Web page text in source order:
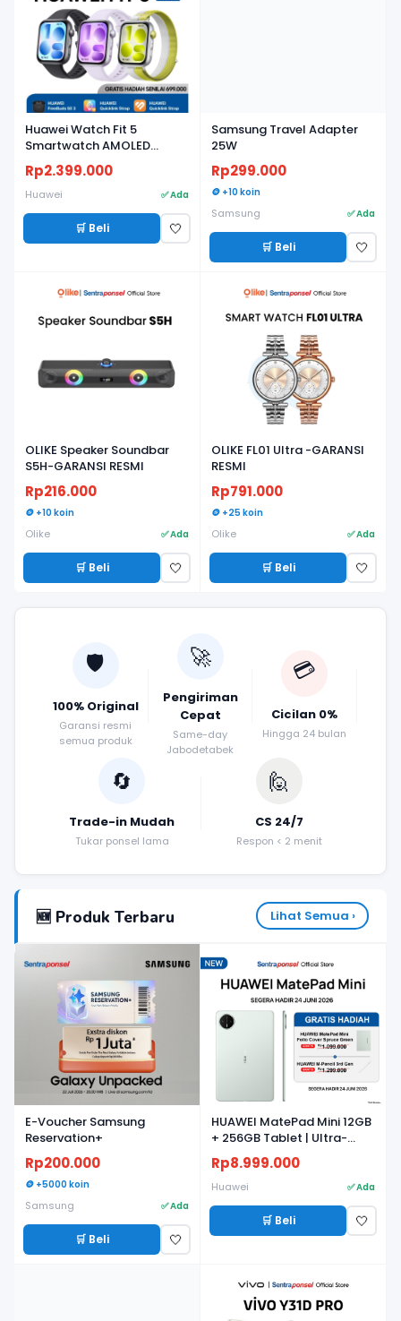
Huawei Watch Fit 5
Smartwatch AMOLED
Ringan, Baterai Tahan
Lama, Fitness & Health
Tracker - Garansi Resmi
Rp2.399.000
Huawei ✅ Ada
🛒 Beli 🤍
Samsung Travel Adapter
25W
Rp299.000
🪙 +10 koin
Samsung ✅ Ada
🛒 Beli 🤍
OLIKE Speaker Soundbar
S5H-GARANSI RESMI
Rp216.000
🪙 +10 koin
Olike ✅ Ada
🛒 Beli 🤍
OLIKE FL01 Ultra -GARANSI
RESMI
Rp791.000
🪙 +25 koin
Olike ✅ Ada
🛒 Beli 🤍
🛡️
100% Original
Garansi resmi
semua produk
🚀
Pengiriman
Cepat
Same-day
Jabodetabek
💳
Cicilan 0%
Hingga 24 bulan
🔄
Trade-in Mudah
Tukar ponsel lama
🙋
CS 24/7
Respon < 2 menit
🆕 Produk Terbaru Lihat Semua ›
BARU
E-Voucher Samsung
Reservation+
Rp200.000
🪙 +5000 koin
Samsung ✅ Ada
🛒 Beli 🤍
HUAWEI MatePad Mini 12GB
+ 256GB Tablet | Ultra-
light, Ultra-thin | 8.8"
Flexible OLED PaperMatte
Display | AI WPS
Rp8.999.000
Huawei ✅ Ada
🛒 Beli 🤍
BARU